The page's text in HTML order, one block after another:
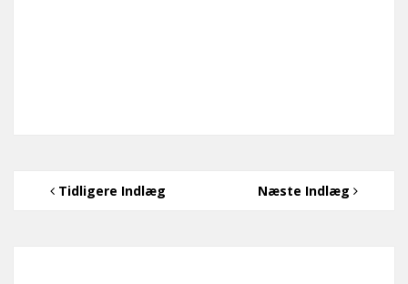
Tidligere Indlæg Næste Indlæg